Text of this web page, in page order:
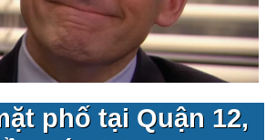
phố tại Quận 12,